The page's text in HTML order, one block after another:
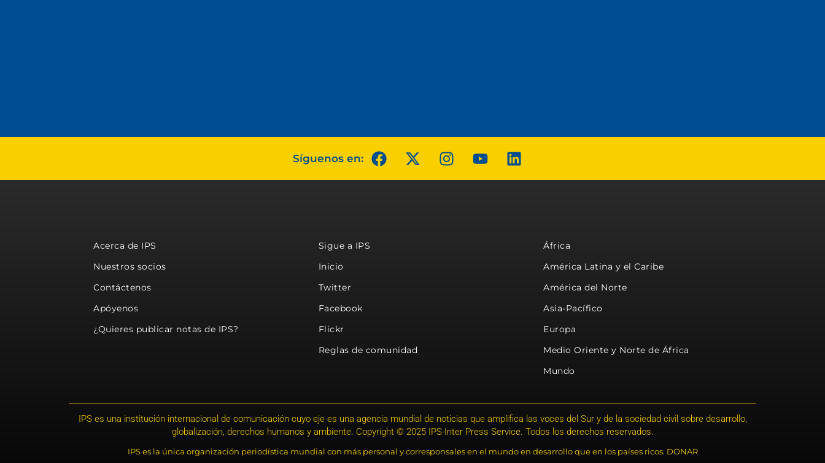
Síguenos en:
Acerca de IPS
Nuestros socios
Contáctenos
Apóyenos
¿Quieres publicar notas de IPS?
Sigue a IPS
Inicio
Twitter
Facebook
Flickr
Reglas de comunidad
África
América Latina y el Caribe
América del Norte
Asia-Pacífico
Europa
Medio Oriente y Norte de África
Mundo
IPS es una institución internacional de comunicación cuyo eje es una agencia mundial de noticias que amplifica las voces del Sur y de la sociedad civil sobre desarrollo,
globalización, derechos humanos y ambiente. Copyright © 2025 IPS-Inter Press Service. Todos los derechos reservados.
IPS es la única organización periodística mundial con más personal y corresponsales en el mundo en desarrollo que en los países ricos. DONAR